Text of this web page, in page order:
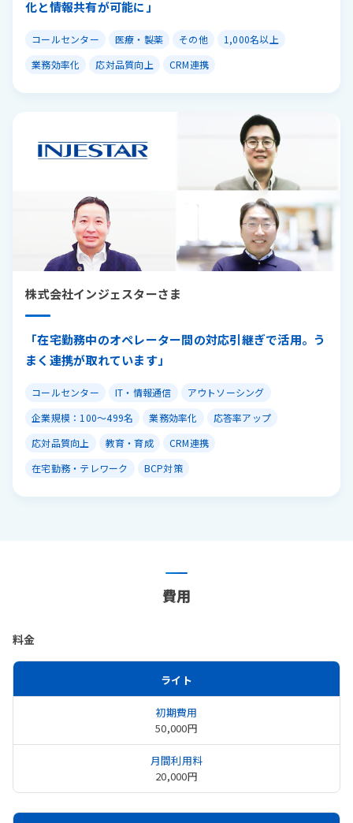
化と情報共有が可能に」
コールセンター 医療・製薬 その他
1,000名以上
業務効率化
応対品質向上 CRM連携
株式会社インジェスターさま
「在宅勤務中のオペレーター間の対応引継ぎで活用。う
まく連携が取れています」
コールセンター IT・情報通信
アウトソーシング
企業規模：100〜499名
業務効率化
応答率アップ
応対品質向上
教育・育成
CRM連携
在宅勤務・テレワーク
BCP対策
費用
料金
ライト
50,000円
20,000円